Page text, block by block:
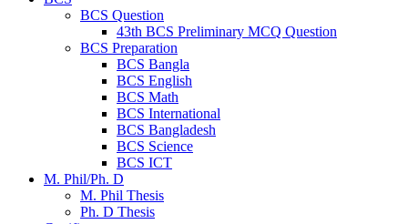
BCS Question
43th BCS Preliminary MCQ Question
BCS Preparation
BCS Bangla
BCS English
BCS Math
BCS International
BCS Bangladesh
BCS Science
BCS ICT
M. Phil/Ph. D
M. Phil Thesis
Ph. D Thesis